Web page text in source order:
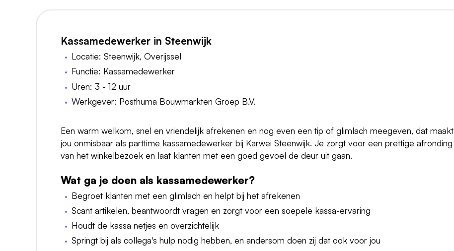
Kassamedewerker in Steenwijk
Locatie: Steenwijk, Overijssel
Functie: Kassamedewerker
Uren: 3 - 12 uur
Werkgever: Posthuma Bouwmarkten Groep B.V.
Een warm welkom, snel en vriendelijk afrekenen en nog even een tip of glimlach meegeven, dat maakt
jou onmisbaar als parttime kassamedewerker bij Karwei Steenwijk. Je zorgt voor een prettige afronding
van het winkelbezoek en laat klanten met een goed gevoel de deur uit gaan.
Wat ga je doen als kassamedewerker?
Begroet klanten met een glimlach en helpt bij het afrekenen
Scant artikelen, beantwoordt vragen en zorgt voor een soepele kassa-ervaring
Houdt de kassa netjes en overzichtelijk
Springt bij als collega's hulp nodig hebben, en andersom doen zij dat ook voor jou